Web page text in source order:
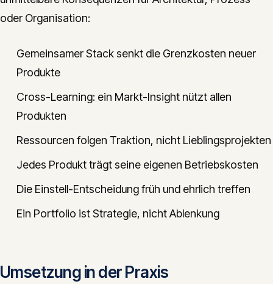
oder Organisation:
Gemeinsamer Stack senkt die Grenzkosten neuer
Produkte
Cross-Learning: ein Markt-Insight nützt allen
Produkten
Ressourcen folgen Traktion, nicht Lieblingsprojekten
Jedes Produkt trägt seine eigenen Betriebskosten
Die Einstell-Entscheidung früh und ehrlich treffen
Ein Portfolio ist Strategie, nicht Ablenkung
Umsetzung in der Praxis